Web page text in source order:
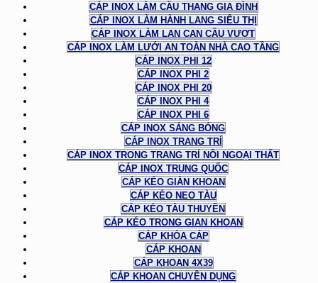
CÁP INOX LÀM CẦU THANG GIA ĐÌNH
CÁP INOX LÀM HÀNH LANG SIÊU THỊ
CÁP INOX LÀM LAN CAN CẦU VƯỢT
CÁP INOX LÀM LƯỚI AN TOÀN NHÀ CAO TẦNG
CÁP INOX PHI 12
CÁP INOX PHI 2
CÁP INOX PHI 20
CÁP INOX PHI 4
CÁP INOX PHI 6
CÁP INOX SÁNG BÓNG
CÁP INOX TRANG TRÍ
CÁP INOX TRONG TRANG TRÍ NỘI NGOẠI THẤT
CÁP INOX TRUNG QUỐC
CÁP KÉO GIÀN KHOAN
CÁP KÉO NEO TÀU
CÁP KÉO TÀU THUYỀN
CÁP KÉO TRONG GIAN KHOAN
CÁP KHÓA CÁP
CÁP KHOAN
CÁP KHOAN 4X39
CÁP KHOAN CHUYÊN DỤNG